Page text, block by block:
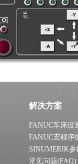
解决方案
FANUC车床设
FANUC宏程序
SINUMERIK参
常见问题(FAQ)